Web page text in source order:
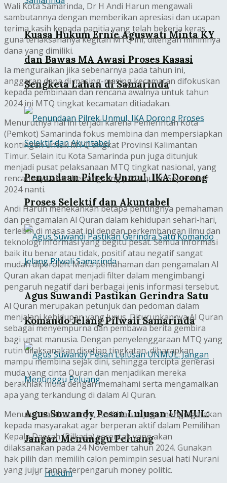
Kuasa Hukum Ernie Aguswati Minta KY
dan Bawas MA Awasi Proses Kasasi
Sengketa Lahan di Samarinda
Penundaan Pilrek Unmul, IKA Dorong
Proses Selektif dan Akuntabel
Agus Suwandi Pastikan Gerindra Satu
Komando Jelang Pilwali Samarinda
Agus Suwandy Pesan Lulusan UNMUL:
Jangan Menunggu Peluang
Hukum
Wali Kota Samarinda, Dr H Andi Harun mengawali
sambutannya dengan memberikan apresiasi dan ucapan
terima kasih kepada panitia yang telah bekerja keras
guna terlaksananya kegitan MTQ ini, ditengah minimnya
dana yang dimiliki.
Ia menguraikan jika sebenarnya pada tahun ini,
anggaran dana di masing-masing kecamatan difokuskan
kepada pembinaan dan rencana awalnya untuk tahun
2024 ini MTQ tingkat kecamatan ditiadakan.
Menurutnya hal ini terjadi karena Pemerintah Kota
(Pemkot) Samarinda fokus membina dan mempersiapkan
kontingen untuk MTQ tingkat Provinsi Kalimantan
Timur. Selain itu Kota Samarinda pun juga ditunjuk
menjadi pusat pelaksanaan MTQ tingkat nasional, yang
rencananya akan berlangsung pada bulan September
2024 nanti.
Andi Harun menekankan betapa pentingnya pemahaman
dan pengamalan Al Quran dalam kehidupan sehari-hari,
terlebih di masa saat ini dengan perkembangan ilmu dan
teknologi informasi yang begitu pesat. Semua informasi
baik itu benar atau tidak, positif atau negatif sangat
mudah diperoleh. Maka pemahaman dan pengamalan Al
Quran akan dapat menjadi filter dalam mengimbangi
pengaruh negatif dari berbagai jenis informasi tersebut.
Al Quran merupakan petunjuk dan pedoman dalam
menjalani kehidupan yang lurus. Diturunkannya Al Quran
sebagai menyempurna dan pembawa berita gembira
bagi umat manusia. Dengan penyelenggaraan MTQ yang
rutin dilaksanakan disetiap tingkatan, diharapkan
mampu membina sejak dini, sehingga tercipta generasi
muda yang cinta Quran dan menjadikan mereka
berakhlak mulia dengan memahami serta mengamalkan
apa yang terkandung di dalam Al Quran.
Menutup sambutannya, Andi Harun juga mengingatakan
kepada masyarakat agar berperan aktif dalam Pemilihan
Kepala Daerah (Pilkada) serentak yang akan
dilaksanakan pada 24 November tahun 2024. Gunakan
hak pilih dan memilih calon pemimpin sesuai hati Nurani
yang jujur tanpa terpengaruh money politic.